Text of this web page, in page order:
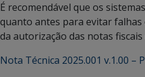
É recomendável que os
quanto antes para evitar
da autorização das notas
Nota Técnica 2025.001 v.1.00 –